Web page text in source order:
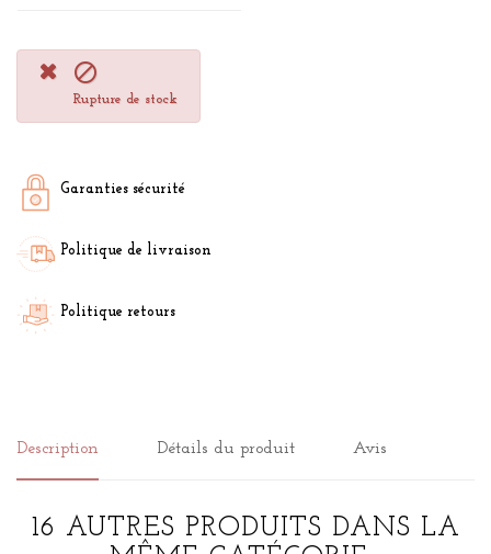

Rupture de stock
Garanties sécurité
Politique de livraison
Politique retours
Description Détails du produit Avis
16 AUTRES PRODUITS DANS LA